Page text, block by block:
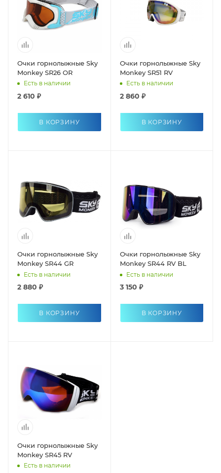
Очки горнолыжные Sky
Monkey SR26 ОR
Есть в наличии
2 610 ₽
В КОРЗИНУ
Очки горнолыжные Sky
Monkey SR51 RV
Есть в наличии
2 860 ₽
В КОРЗИНУ
Очки горнолыжные Sky
Monkey SR44 GR
Есть в наличии
2 880 ₽
В КОРЗИНУ
Очки горнолыжные Sky
Monkey SR44 RV BL
Есть в наличии
3 150 ₽
В КОРЗИНУ
Очки горнолыжные Sky
Monkey SR45 RV
Есть в наличии